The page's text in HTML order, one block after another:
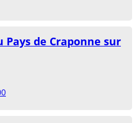
de Craponne sur